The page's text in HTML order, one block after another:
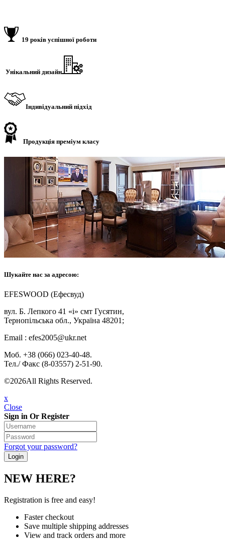
19 років успішної роботи
Унікальний дизайн
Індивідуальний підхід
Продукція преміум класу
Шукайте нас за адресою:
EFESWOOD (Ефесвуд)
вул. Б. Лепкого 41 «і» смт Гусятин,
Тернопільська обл., Україна 48201;
Email : efes2005@ukr.net
Моб. +38 (066) 023-40-48.
Тел./ Факс (8-03557) 2-51-90.
©2026All Rights Reserved.
x
Close
Sign in Or Register
Forgot your password?
NEW HERE?
Registration is free and easy!
Faster checkout
Save multiple shipping addresses
View and track orders and more